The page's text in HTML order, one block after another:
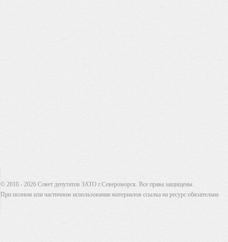
© 2010 - 2026 Совет депутатов ЗАТО г.Североморск. Все права защищены.
При полном или частичном использовании материалов ссылка на ресурс обязательна